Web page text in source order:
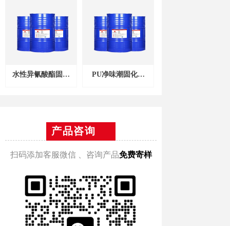
水性异氰酸酯固化
PU净味潮固化剂
产品咨询
扫码添加客服微信 、咨询产品免费寄样